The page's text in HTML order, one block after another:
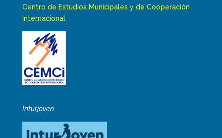
Centro de Estudios Municipales y de Cooperación
Internacional
Inturjoven